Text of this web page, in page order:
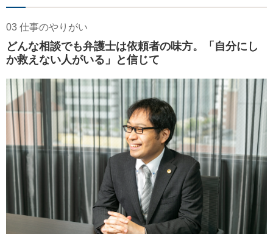
03 仕事のやりがい
どんな相談でも弁護士は依頼者の味方。「自分にし
か救えない人がいる」と信じて